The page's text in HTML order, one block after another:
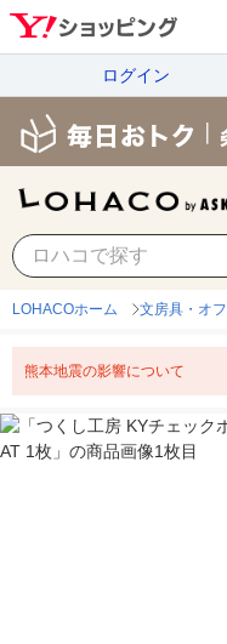
ログイン
LOHACOホーム 文房具・オ
熊本地震の影響について